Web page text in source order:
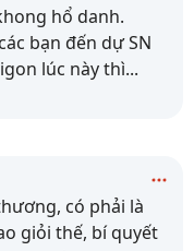
hổ danh.
bạn đến dự SN
lúc này thì...
có phải là
giỏi thế, bí quyết